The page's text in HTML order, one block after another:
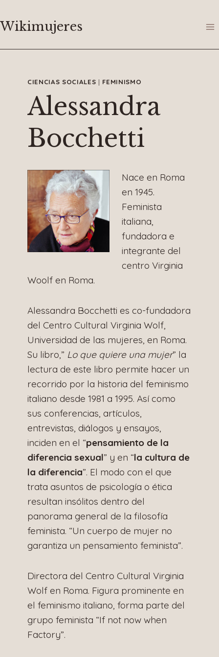
al
Wikimujeres
CIENCIAS SOCIALES | FEMINISMO
Alessandra
Bocchetti
Nace en Roma
en 1945.
Feminista
italiana,
fundadora e
integrante del
centro Virginia
Woolf en Roma.
Alessandra Bocchetti es co-fundadora
del Centro Cultural Virginia Wolf,
Universidad de las mujeres, en Roma.
Su libro,” Lo que quiere una mujer” la
lectura de este libro permite hacer un
recorrido por la historia del feminismo
italiano desde 1981 a 1995. Así como
sus conferencias, artículos,
entrevistas, diálogos y ensayos,
inciden en el “pensamiento de la
diferencia sexual” y en “la cultura de
la diferencia”. El modo con el que
trata asuntos de psicología o ética
resultan insólitos dentro del
panorama general de la filosofía
feminista. “Un cuerpo de mujer no
garantiza un pensamiento feminista”.
Directora del Centro Cultural Virginia
Wolf en Roma. Figura prominente en
el feminismo italiano, forma parte del
grupo feminista “If not now when
Factory”.